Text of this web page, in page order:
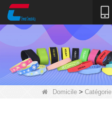
Domicile > Catégorie